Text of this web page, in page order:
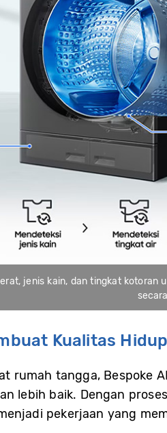
jenis kain, dan tingkat kotoran
Kualitas
rumah tangga, Bespoke
lebih baik. Dengan
pekerjaan yang